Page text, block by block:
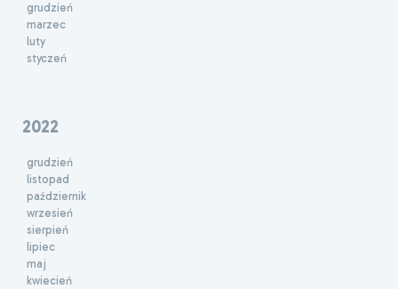
grudzień
marzec
luty
styczeń
2022
grudzień
listopad
październik
wrzesień
sierpień
lipiec
maj
kwiecień